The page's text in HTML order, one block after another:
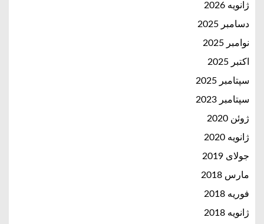
ژانویه 2026
دسامبر 2025
نوامبر 2025
اکتبر 2025
سپتامبر 2025
سپتامبر 2023
ژوئن 2020
ژانویه 2020
جولای 2019
مارس 2018
فوریه 2018
ژانویه 2018